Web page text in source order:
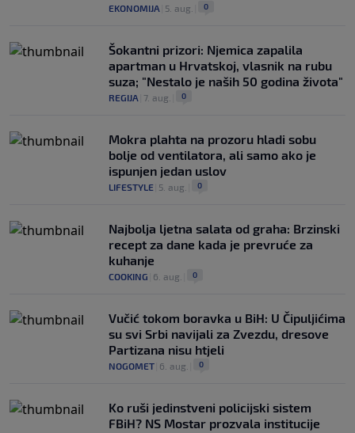
EKONOMIJA 5. aug. 0
Šokantni prizori: Njemica zapalila
apartman u Hrvatskoj, vlasnik na rubu
suza; "Nestalo je naših 50 godina života"
REGIJA 7. aug. 0
Mokra plahta na prozoru hladi sobu
bolje od ventilatora, ali samo ako je
ispunjen jedan uslov
LIFESTYLE 5. aug. 0
Najbolja ljetna salata od graha: Brzinski
recept za dane kada je prevruće za
kuhanje
COOKING 6. aug. 0
Vučić tokom boravka u BiH: U Čipuljićima
su svi Srbi navijali za Zvezdu, dresove
Partizana nisu htjeli
NOGOMET 6. aug. 0
Ko ruši jedinstveni policijski sistem
FBiH? NS Mostar prozvala institucije